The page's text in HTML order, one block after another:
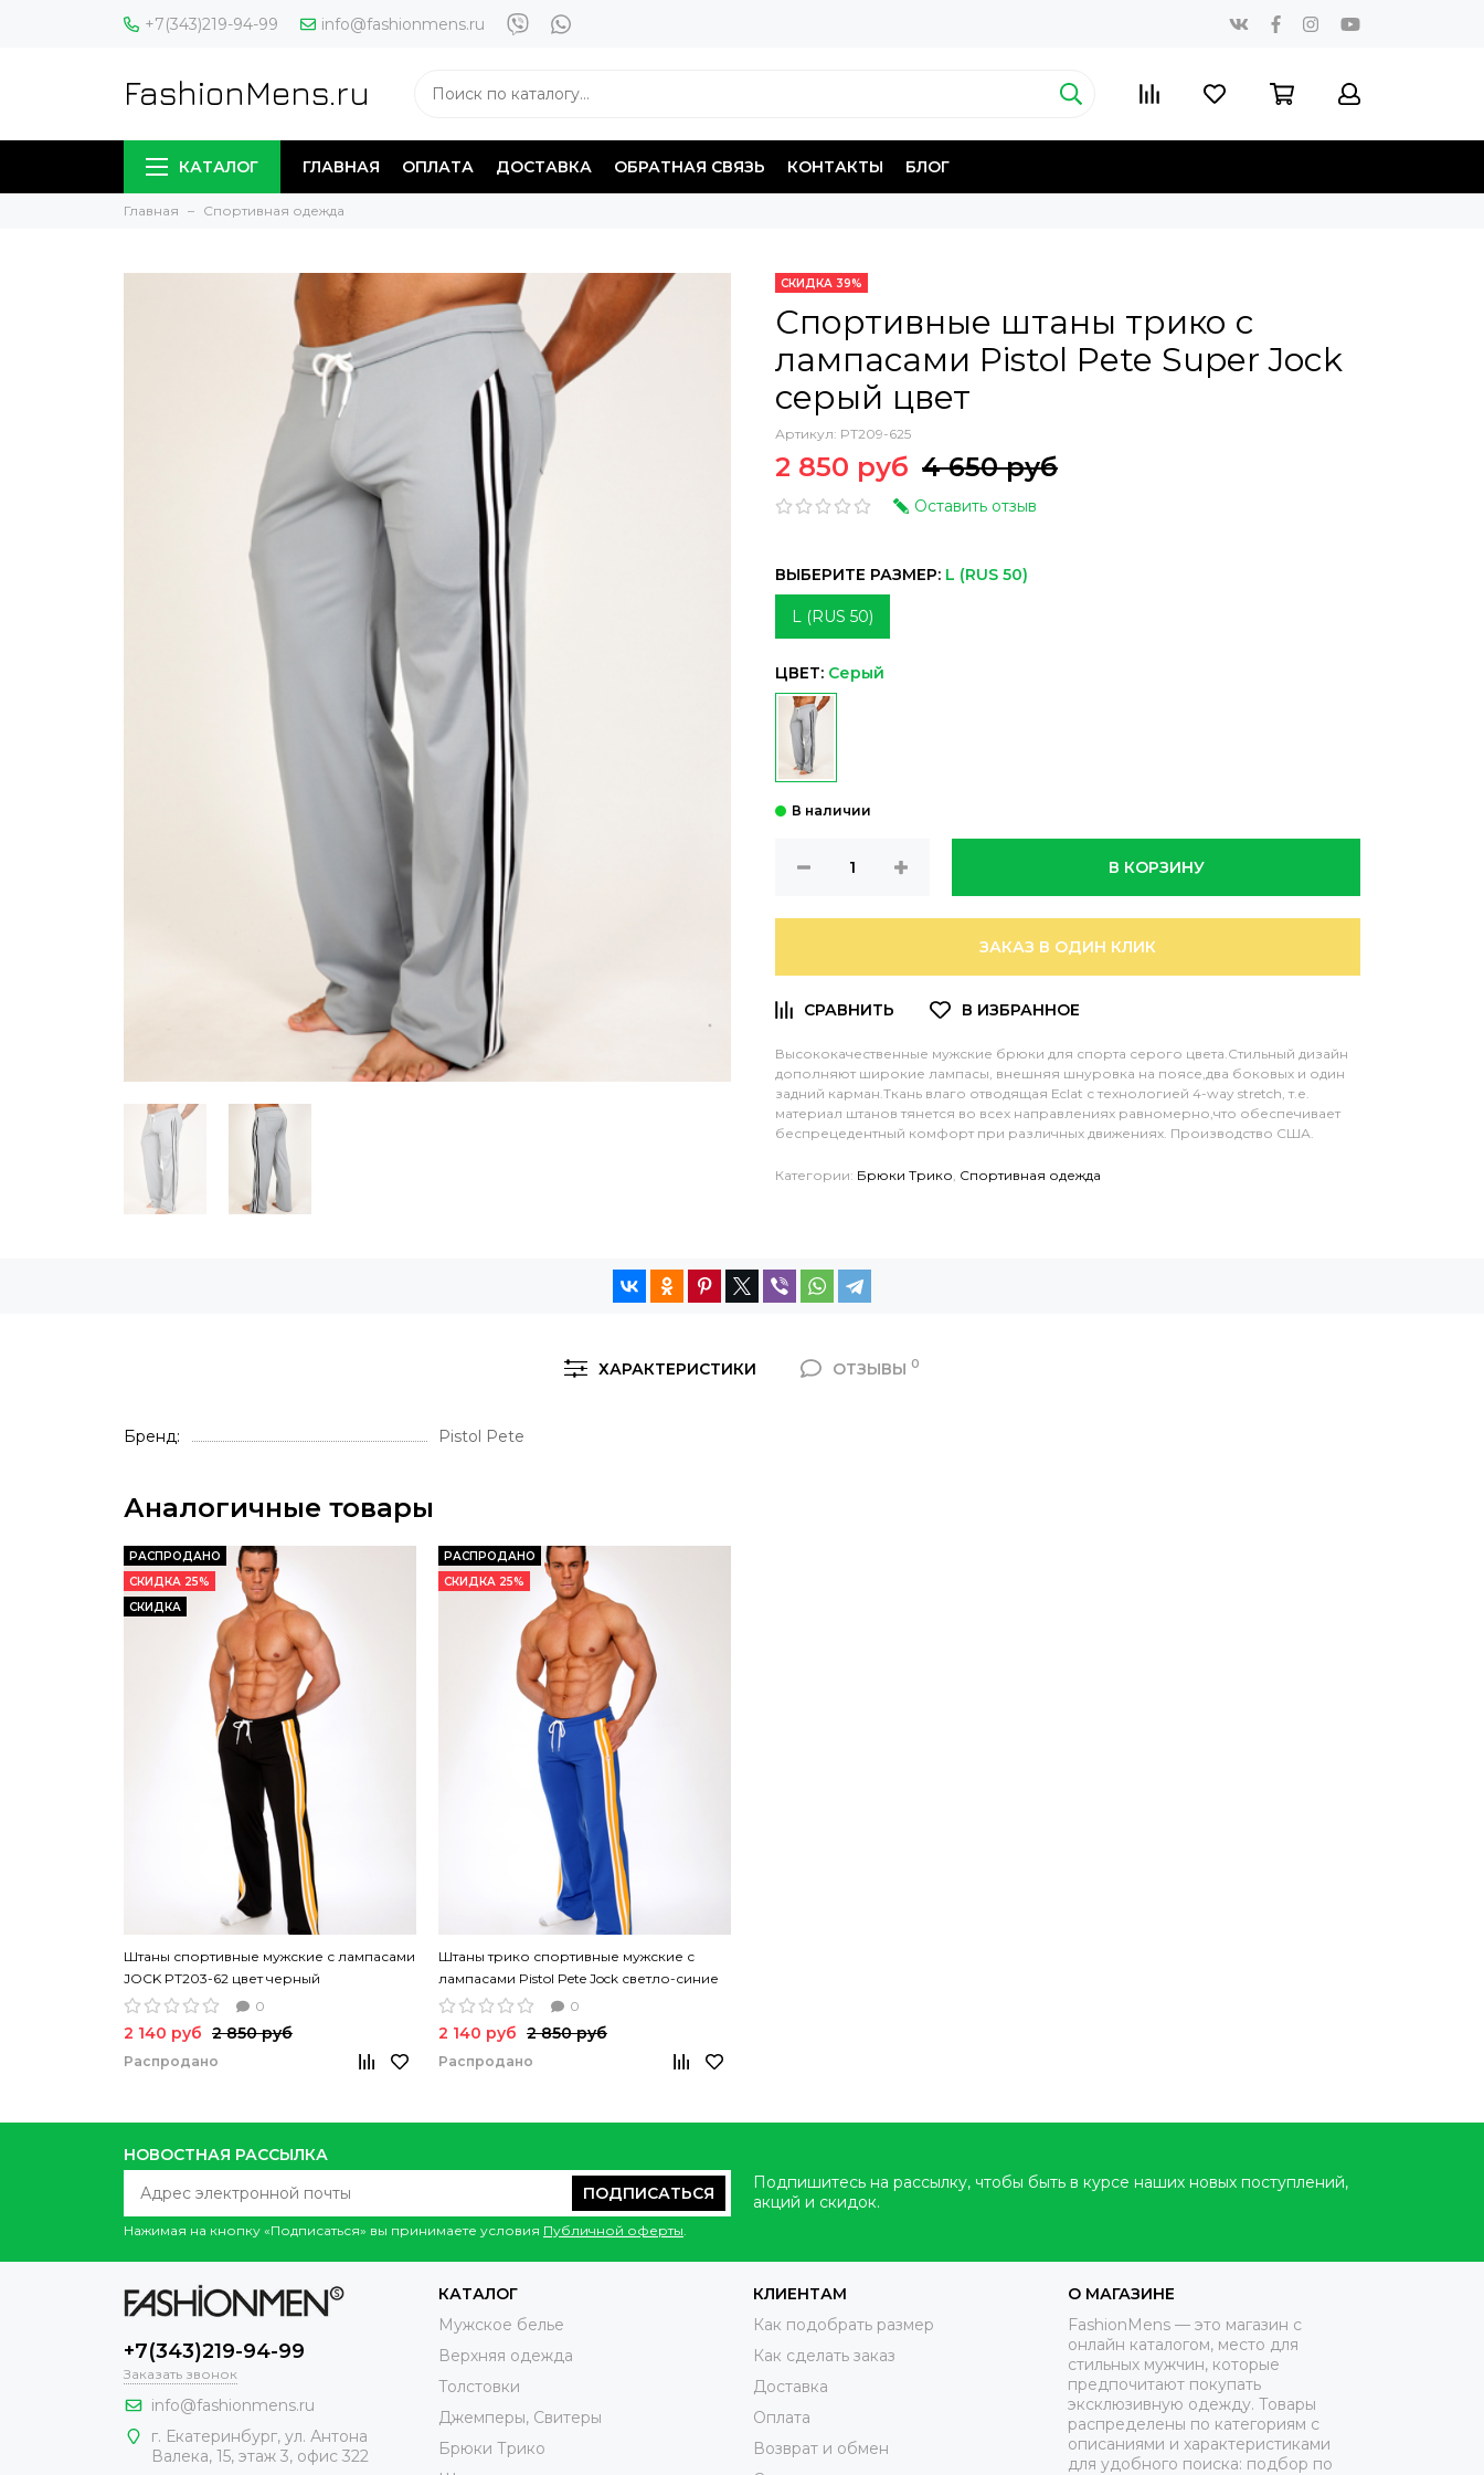
+7(343)219-94-99 info@fashionmens.ru
FashionMens.ru
КАТАЛОГ ГЛАВНАЯ ОПЛАТА ДОСТАВКА ОБРАТНАЯ СВЯЗЬ КОНТАКТЫ БЛОГ
Главная Спортивная одежда
СКИДКА 39%
Спортивные штаны трико с
лампасами Pistol Pete Super Jock
серый цвет
Артикул: PT209-625
2 850 руб 4 650 руб
Оставить отзыв
ВЫБЕРИТЕ РАЗМЕР: L (RUS 50)
L (RUS 50)
ЦВЕТ: Серый
В КОРЗИНУ
ЗАКАЗ В ОДИН КЛИК
Высококачественные мужские брюки для спорта серого цвета.Стильный дизайн
дополняют широкие лампасы, внешняя шнуровка на поясе,два боковых и один
задний карман.Ткань влаго отводящая Eclat с технологией 4-way stretch, т.е.
материал штанов тянется во всех направлениях равномерно,что обеспечивает
беспрецедентный комфорт при различных движениях. Производство США.
Категории: Брюки Трико, Спортивная одежда
ХАРАКТЕРИСТИКИ ОТЗЫВЫ 0
Бренд Pistol Pete
Аналогичные товары
РАСПРОДАНО
СКИДКА 25%
СКИДКА
Штаны спортивные мужские с лампасами
JOCK PT203-62 цвет черный
0
2 140 руб 2 850 руб
Распродано
РАСПРОДАНО
СКИДКА 25%
Штаны трико спортивные мужские с
лампасами Pistol Pete Jock светло-синие
0
2 140 руб 2 850 руб
Распродано
НОВОСТНАЯ РАССЫЛКА
ПОДПИСАТЬСЯ
Нажимая на кнопку «Подписаться» вы принимаете условия Публичной оферты.
Подпишитесь на рассылку, чтобы быть в курсе наших новых поступлений,
акций и скидок.
+7(343)219-94-99
Заказать звонок
info@fashionmens.ru
г. Екатеринбург, ул. Антона
Валека, 15, этаж 3, офис 322
КАТАЛОГ
Мужское белье
Верхняя одежда
Толстовки
Джемперы, Свитеры
Брюки Трико
КЛИЕНТАМ
Как подобрать размер
Как сделать заказ
Доставка
Оплата
Возврат и обмен
О МАГАЗИНЕ
FashionMens — это магазин с
онлайн каталогом, место для
стильных мужчин, которые
предпочитают покупать
эксклюзивную одежду. Товары
распределены по категориям с
описаниями и характеристиками
для удобного поиска: подбор по